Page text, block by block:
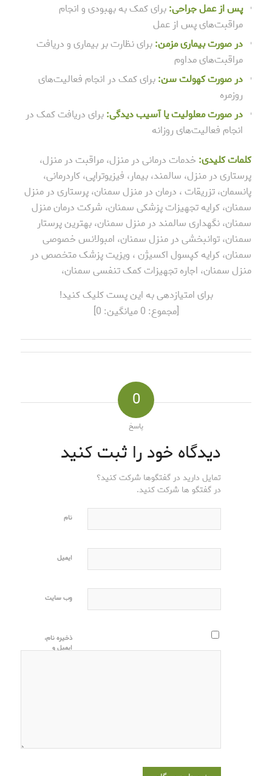
پس از عمل جراحی:برای کمک به بهبودی و انجام
مراقبت‌های پس از عمل
در صورت بیماری مزمن:برای نظارت بر بیماری و دریافت
مراقبت‌های مداوم
در صورت کهولت سن:برای کمک در انجام فعالیت‌های
روزمره
در صورت معلولیت یا آسیب دیدگی:برای دریافت کمک در
انجام فعالیت‌های روزانه
کلمات کلیدی: خدمات درمانی در منزل، مراقبت در منزل،
پرستاری در منزل، سالمند، بیمار، فیزیوتراپی، کاردرمانی،
پانسمان، تزریقات ، درمان در منزل سمنان، پرستاری در منزل
سمنان، کرایه تجهیزات پزشکی سمنان، شرکت درمان منزل
سمنان، نگهداری سالمند در منزل سمنان، بهترین پرستار
سمنان، توانبخشی در منزل سمنان، امبولانس خصوصی
سمنان، کرایه کپسول اکسیژن ، ویزیت پزشک متخصص در
منزل سمنان، اجاره تجهیزات کمک تنفسی سمنان،
برای امتیازدهی به این پست کلیک کنید!
[مجموع: 0میانگین: 0
]
0
پاسخ
دیدگاه خود را ثبت کنید
تمایل دارید در گفتگوها شرکت کنید؟
در گفتگو ها شرکت کنید.
نام
ایمیل
وب‌ سایت
ذخیره نام،
ایمیل و